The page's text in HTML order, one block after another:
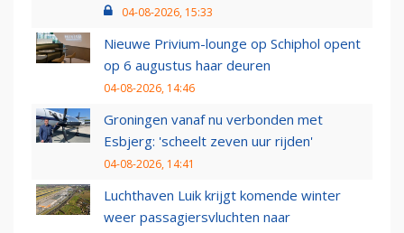
04-08-2026, 15:33
Nieuwe Privium-lounge op Schiphol opent
op 6 augustus haar deuren
04-08-2026, 14:46
Groningen vanaf nu verbonden met
Esbjerg: 'scheelt zeven uur rijden'
04-08-2026, 14:41
Luchthaven Luik krijgt komende winter
weer passagiersvluchten naar